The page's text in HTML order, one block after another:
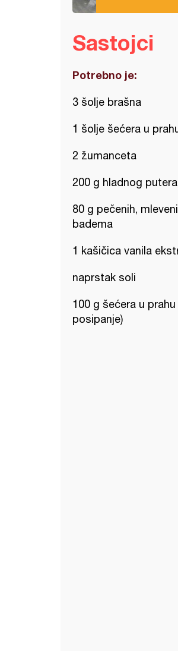
Sastojci
Potrebno je:
3 šolje brašna
1 šolje šećera u
2 žumanceta
200 g hladnog putera
80 g pečenih,
badema
1 kašičica vanila
naprstak soli
100 g šećera u prahu
posipanje)